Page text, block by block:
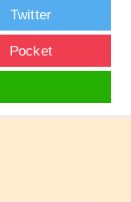
Twitter
Pocket